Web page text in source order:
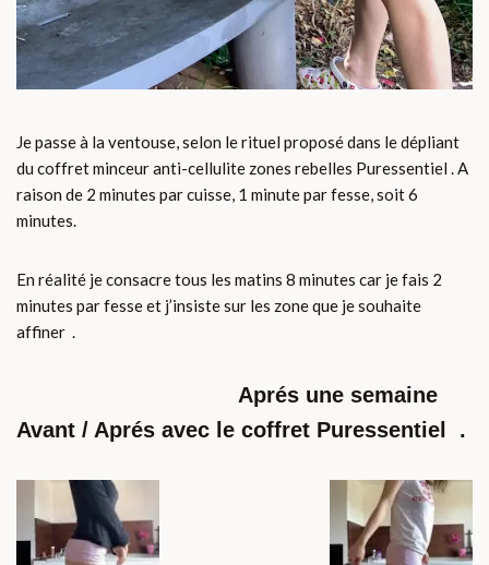
Je passe à la ventouse, selon le rituel proposé dans le dépliant
du coffret minceur anti-cellulite zones rebelles Puressentiel . A
raison de 2 minutes par cuisse, 1 minute par fesse, soit 6
minutes.
En réalité je consacre tous les matins 8 minutes car je fais 2
minutes par fesse et j’insiste sur les zone que je souhaite
affiner .
Aprés une semaine
Avant / Aprés avec le coffret Puressentiel .